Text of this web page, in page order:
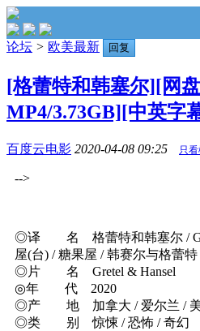
论坛 > 欧美最新 回复
[格蕾特和韩塞尔][网
MP4/3.73GB][中英字
百度云电影 2020-04-08 09:25 只
-->
◎译 名 格蕾特和韩塞尔 /
屋(台) / 糖果屋 / 韩赛尔与格蕾特
◎片 名 Gretel & Hansel
◎年 代 2020
◎产 地 加拿大 / 爱尔兰 / 美
◎类 别 惊悚 / 恐怖 / 奇幻